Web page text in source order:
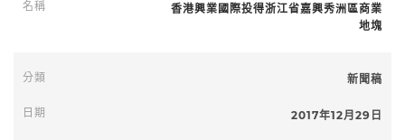
香港興業國際投得浙江省嘉興秀洲區商業
地塊
新聞稿
2017年12月29日